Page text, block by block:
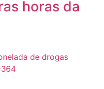
horas da